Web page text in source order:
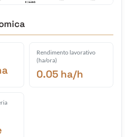
Rendimento lavorativo
(ha/ora)
0.05 ha/h